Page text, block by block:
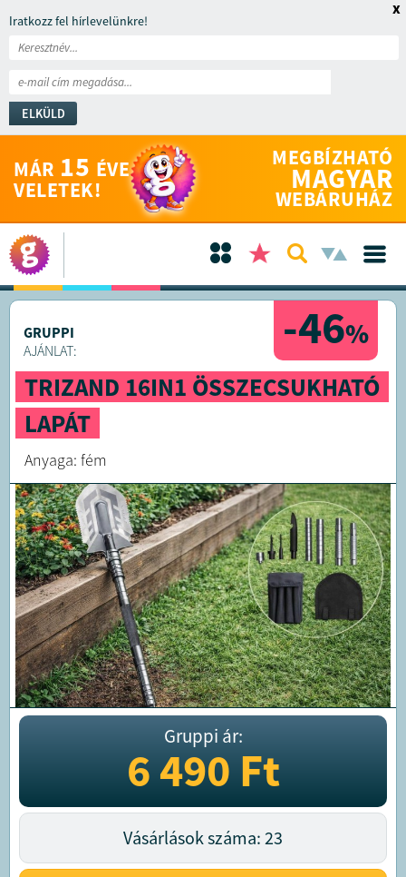
Iratkozz fel hírlevelünkre!
ELKÜLD
x
MÁR 15 ÉVE
VELETEK!
MEGBÍZHATÓ
MAGYAR
WEBÁRUHÁZ
-46%
GRUPPI
AJÁNLAT:
TRIZAND 16IN1 ÖSSZECSUKHATÓ
LAPÁT
Anyaga: fém
Gruppi ár:
6 490Ft
Vásárlások száma: 23